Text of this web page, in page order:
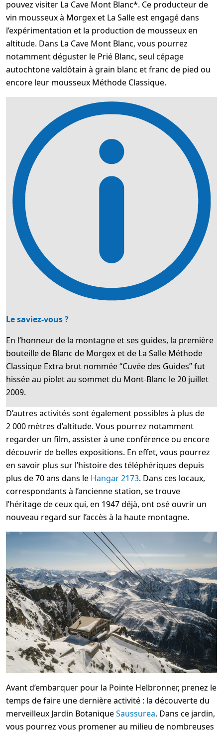
pouvez visiter La Cave Mont Blanc*. Ce producteur de
vin mousseux à Morgex et La Salle est engagé dans
l’expérimentation et la production de mousseux en
altitude. Dans La Cave Mont Blanc, vous pourrez
notamment déguster le Prié Blanc, seul cépage
autochtone valdôtain à grain blanc et franc de pied ou
encore leur mousseux Méthode Classique.
Le saviez-vous ?
En l’honneur de la montagne et ses guides, la première
bouteille de Blanc de Morgex et de La Salle Méthode
Classique Extra brut nommée “Cuvée des Guides” fut
hissée au piolet au sommet du Mont-Blanc le 20 juillet
2009.
D’autres activités sont également possibles à plus de
2 000 mètres d’altitude. Vous pourrez notamment
regarder un film, assister à une conférence ou encore
découvrir de belles expositions. En effet, vous pourrez
en savoir plus sur l’histoire des téléphériques depuis
plus de 70 ans dans le Hangar 2173. Dans ces locaux,
correspondants à l’ancienne station, se trouve
l’héritage de ceux qui, en 1947 déjà, ont osé ouvrir un
nouveau regard sur l’accès à la haute montagne.
Avant d’embarquer pour la Pointe Helbronner, prenez le
temps de faire une dernière activité : la découverte du
merveilleux Jardin BotaniqueSaussurea. Dans ce jardin,
vous pourrez vous promener au milieu de nombreuses